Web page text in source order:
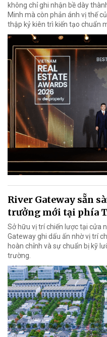
không chỉ ghi nhận bề dày
Minh mà còn phản ánh vị thế
thập kỷ kiên trì kiến tạo chuẩn
River Gateway sẵn
trưởng mới tại phía
Sở hữu vị trí chiến lược tại cửa
Gateway ghi dấu ấn nhờ vị trí
hoàn chỉnh và sự chuẩn bị kỹ
trường.